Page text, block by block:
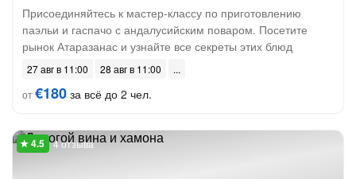
Присоединяйтесь к мастер-классу по приготовлению
паэльи и гаспачо с андалусийским поваром. Посетите
рынок Атаразанас и узнайте все секреты этих блюд
27 авг в 11:00
28 авг в 11:00
от€180 за всё до 2 чел.
4 отзыва